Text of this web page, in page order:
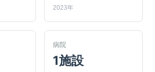
2023年
病院
1施設